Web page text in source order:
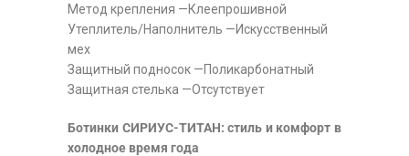
Метод крепления —Клеепрошивной
Утеплитель/Наполнитель —Искусственный
мех
Защитный подносок —Поликарбонатный
Защитная стелька —Отсутствует
Ботинки СИРИУС-ТИТАН: стиль и комфорт в
холодное время года